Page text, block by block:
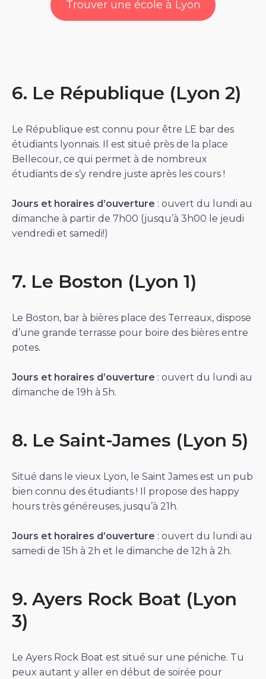
Trouver une école à Lyon
6. Le République (Lyon 2)
Le République est connu pour être LE bar des
étudiants lyonnais. Il est situé près de la place
Bellecour, ce qui permet à de nombreux
étudiants de s’y rendre juste après les cours !
Jours et horaires d’ouverture : ouvert du lundi au
dimanche à partir de 7h00 (jusqu’à 3h00 le jeudi
vendredi et samedi!)
7. Le Boston (Lyon 1)
Le Boston, bar à bières place des Terreaux, dispose
d’une grande terrasse pour boire des bières entre
potes.
Jours et horaires d’ouverture : ouvert du lundi au
dimanche de 19h à 5h.
8. Le Saint-James (Lyon 5)
Situé dans le vieux Lyon, le Saint James est un pub
bien connu des étudiants ! Il propose des happy
hours très généreuses, jusqu’à 21h.
Jours et horaires d’ouverture : ouvert du lundi au
samedi de 15h à 2h et le dimanche de 12h à 2h.
9. Ayers Rock Boat (Lyon
3)
Le Ayers Rock Boat est situé sur une péniche. Tu
peux autant y aller en début de soirée pour